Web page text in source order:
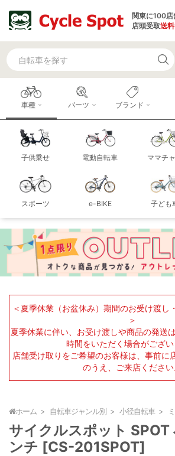
関東に100店
店頭受取送
車種
子供乗せ 電動自転車 ママチ
スポーツ e-BIKE 子ども
パーツ ブランド
＜夏季休業（お盆休み）期間のお受け渡し
＞
夏季休業に伴い、お受け渡しや商品の発送
時間をいただく場合がござい
店舗受け取りをご希望のお客様は、事前に
のうえ、ご来店ください
ホーム 自転車ジャンル別 小径自転車
サイクルスポット SPOT
ンチ [CS-201SPOT]